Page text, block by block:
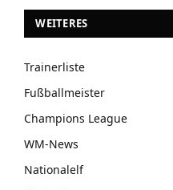
WEITERES
Trainerliste
Fußballmeister
Champions League
WM-News
Nationalelf